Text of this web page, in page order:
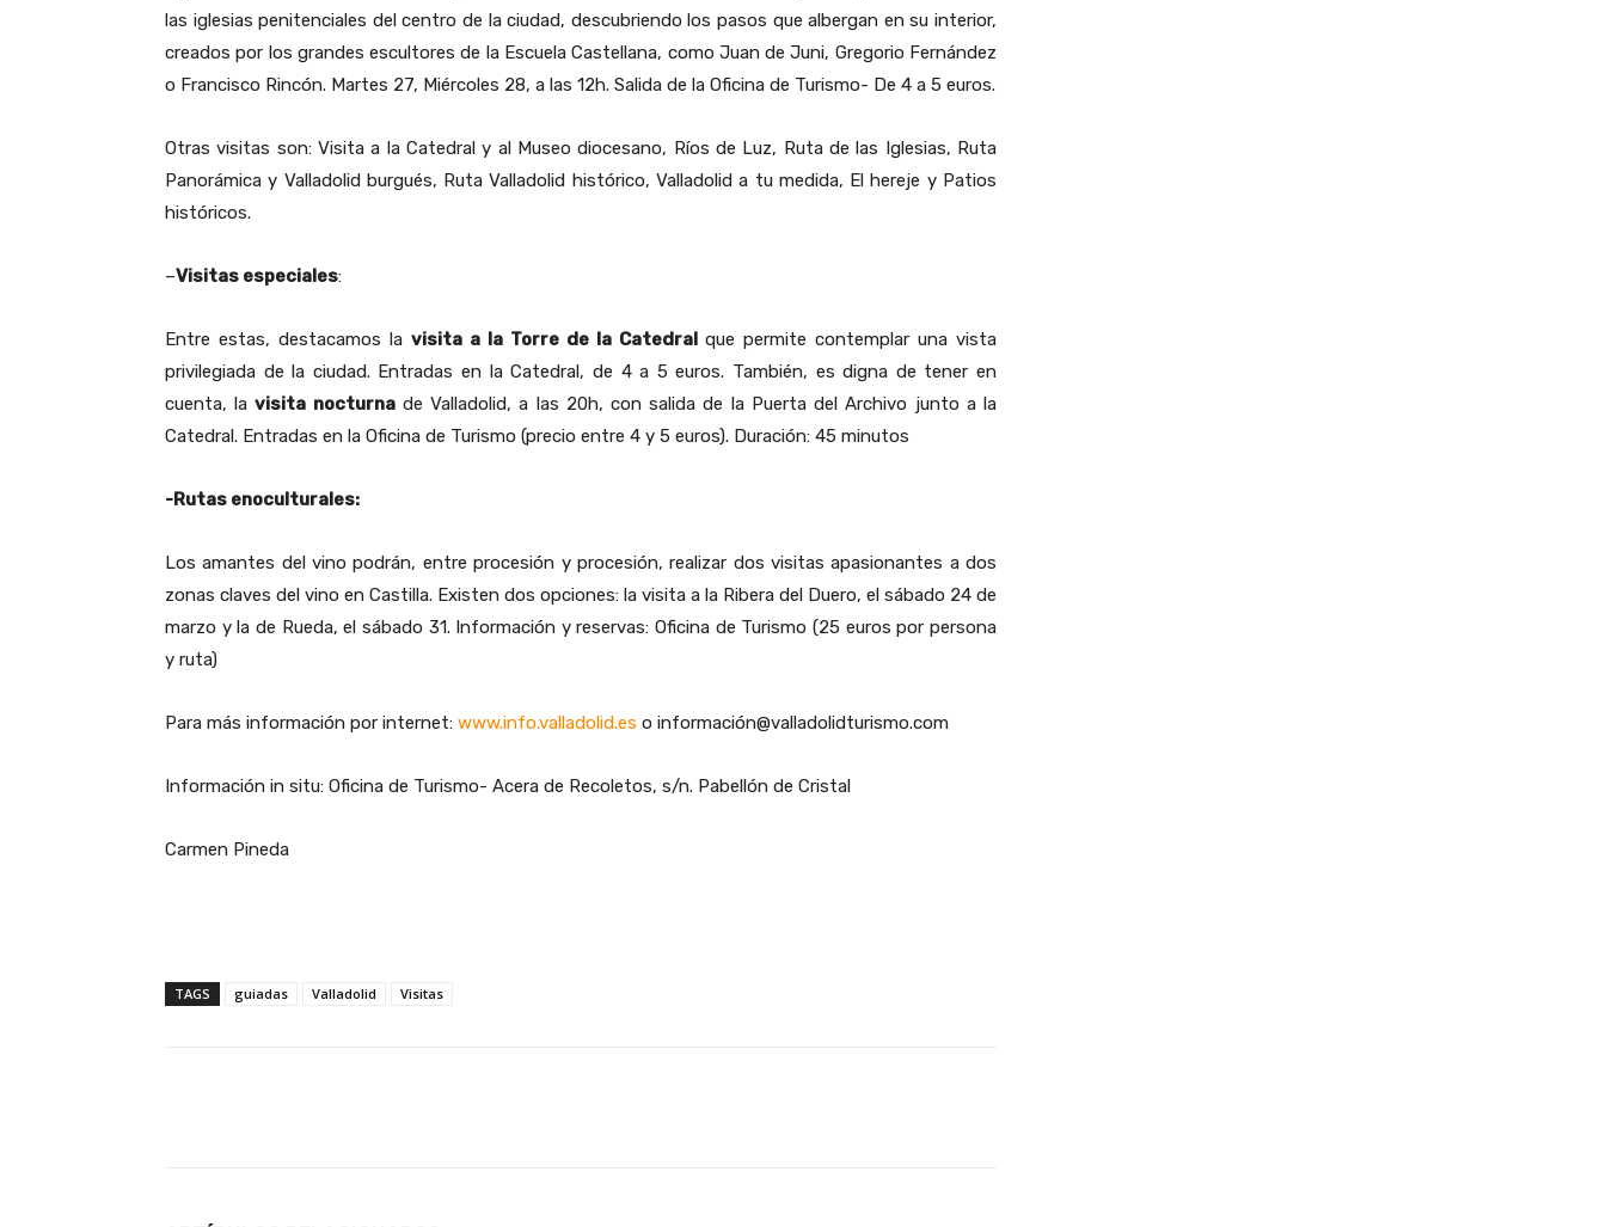
las iglesias penitenciales del centro de la ciudad, descubriendo los pasos que albergan en su interior,
creados por los grandes escultores de la Escuela Castellana, como Juan de Juni, Gregorio Fernández
o Francisco Rincón. Martes 27, Miércoles 28, a las 12h. Salida de la Oficina de Turismo- De 4 a 5 euros.
Otras visitas son: Visita a la Catedral y al Museo diocesano, Ríos de Luz, Ruta de las Iglesias, Ruta
Panorámica y Valladolid burgués, Ruta Valladolid histórico, Valladolid a tu medida, El hereje y Patios
históricos.
–Visitas especiales:
Entre estas, destacamos la visita a la Torre de la Catedral que permite contemplar una vista
privilegiada de la ciudad. Entradas en la Catedral, de 4 a 5 euros. También, es digna de tener en
cuenta, lavisita nocturnade Valladolid, a las 20h, con salida de la Puerta del Archivo junto a la
Catedral. Entradas en la Oficina de Turismo (precio entre 4 y 5 euros). Duración: 45 minutos
-Rutas enoculturales:
Los amantes del vino podrán, entre procesión y procesión, realizar dos visitas apasionantes a dos
zonas claves del vino en Castilla. Existen dos opciones: la visita a la Ribera del Duero, el sábado 24 de
marzo y la de Rueda, el sábado 31. Información y reservas: Oficina de Turismo (25 euros por persona
y ruta)
Para más información por internet: www.info.valladolid.es o información@valladolidturismo.com
Información in situ: Oficina de Turismo- Acera de Recoletos, s/n. Pabellón de Cristal
Carmen Pineda
TAGS guiadas Valladolid Visitas